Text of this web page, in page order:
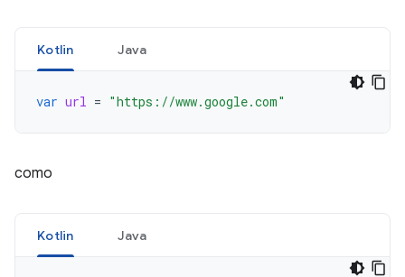
Kotlin Java
var url = "https://www.google.com"
como
Kotlin Java